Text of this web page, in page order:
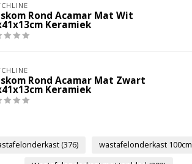
Rond Acamar Mat Wit
Keramiek
Rond Acamar Mat Zwart
Keramiek
(376) wastafelonderkast 100cm